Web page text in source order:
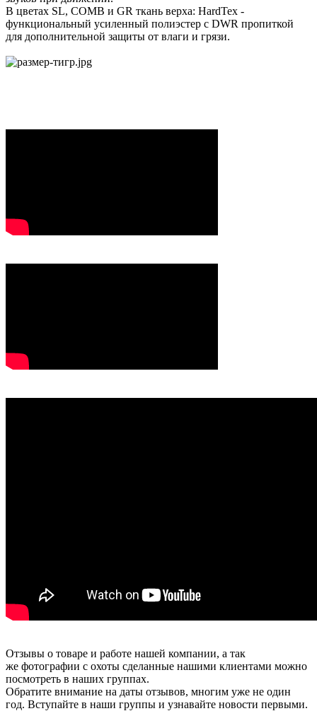
В цветах SL, COMB и GR ткань верха: HardTex -
функциональный усиленный полиэстер c DWR пропиткой
для дополнительной защиты от влаги и грязи.
Отзывы о товаре и работе нашей компании, а так
же фотографии с охоты сделанные нашими клиентами можно
посмотреть в наших группах.
Обратите внимание на даты отзывов, многим уже не один
год. Вступайте в наши группы и узнавайте новости первыми.